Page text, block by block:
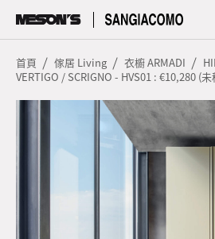
傢居 Living
品牌簡介
Focus
首頁 傢居 Living 衣櫥 ARMADI
VERTIGO / SCRIGNO - HVS01 : €10,280 (未